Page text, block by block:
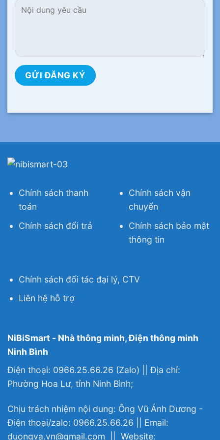
Chính sách thanh
toán
Chính sách đổi trả
Chính sách vận
chuyển
Chính sách bảo mật
thông tin
Chính sách đối tác đại lý, CTV
Liên hệ hỗ trợ
NiBiSmart - Nhà thông minh, Điện thông minh
Ninh Bình
Điện thoại: 0966.25.66.26 (Zalo) || Địa chỉ:
Phường Hoa Lư, tỉnh Ninh Bình;
Chịu trách nhiệm nội dung: Ông Vũ Ánh Dương -
Điện thoại/zalo: 0966.25.66.26 || Email:
duongva.vn@gmail.com || Website: